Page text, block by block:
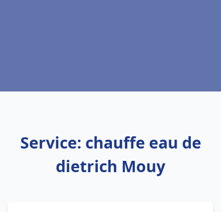
Service: chauffe eau de
dietrich Mouy